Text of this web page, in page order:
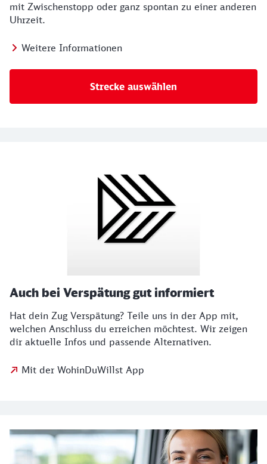
mit Zwischenstopp oder ganz spontan zu einer anderen
Uhrzeit.
Weitere Informationen
Strecke auswählen
Auch bei Verspätung gut informiert
Hat dein Zug Verspätung? Teile uns in der App mit,
welchen Anschluss du erreichen möchtest. Wir zeigen
dir aktuelle Infos und passende Alternativen.
Mit der WohinDuWillst App